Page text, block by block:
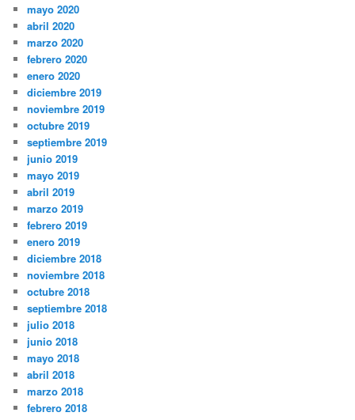
mayo 2020
abril 2020
marzo 2020
febrero 2020
enero 2020
diciembre 2019
noviembre 2019
octubre 2019
septiembre 2019
junio 2019
mayo 2019
abril 2019
marzo 2019
febrero 2019
enero 2019
diciembre 2018
noviembre 2018
octubre 2018
septiembre 2018
julio 2018
junio 2018
mayo 2018
abril 2018
marzo 2018
febrero 2018